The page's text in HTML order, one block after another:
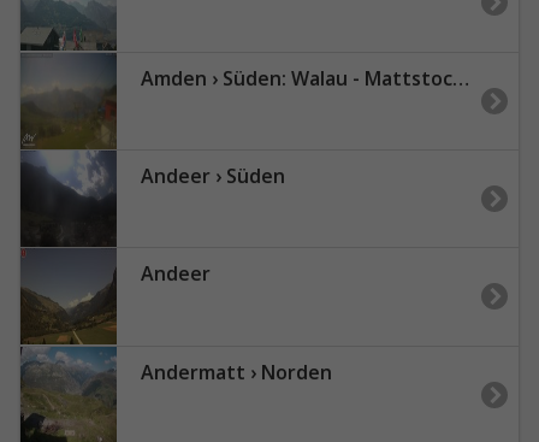
Amden › Süden: Walau - Mattstock - Sesselbahn Mattstock | Skigebiet Mattstock Amden - Mürtschenstock
Andeer › Süden
Andeer
Andermatt › Norden